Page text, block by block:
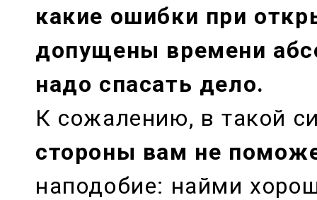
какие ошибки при
допущены времени
надо спасать дело.
К сожалению, в такой
стороны вам не
наподобие: найми